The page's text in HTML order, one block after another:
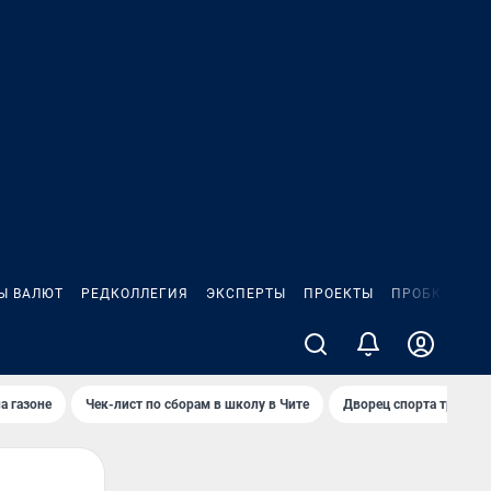
ВАЛЮТ РЕДКОЛЛЕГИЯ ЭКСПЕРТЫ ПРОЕКТЫ ПРОБКИ
газоне Чек-лист по сборам в школу в Чите Дворец спорта